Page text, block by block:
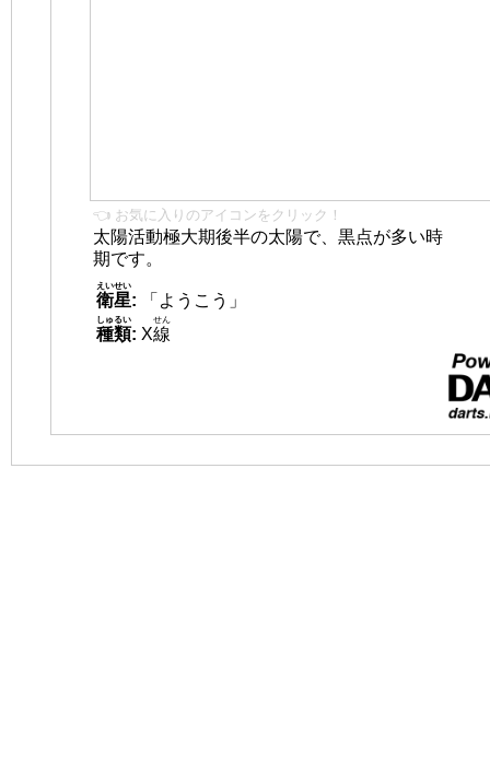
👈 お気に入りのアイコンをクリック！
太陽活動極大期後半の太陽で、黒点が多い時
期です。
衛星
えいせい
:
「ようこう」
種類
しゅるい
: X線
せん